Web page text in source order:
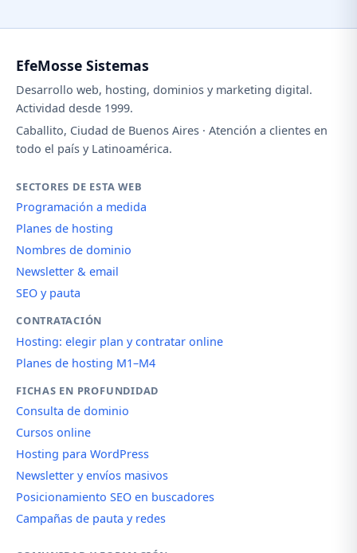
EfeMosse Sistemas
Desarrollo web, hosting, dominios y marketing digital.
Actividad desde 1999.
Caballito, Ciudad de Buenos Aires · Atención a clientes en
todo el país y Latinoamérica.
SECTORES DE ESTA WEB
Programación a medida
Planes de hosting
Nombres de dominio
Newsletter & email
SEO y pauta
CONTRATACIÓN
Hosting: elegir plan y contratar online
Planes de hosting M1–M4
FICHAS EN PROFUNDIDAD
Consulta de dominio
Cursos online
Hosting para WordPress
Newsletter y envíos masivos
Posicionamiento SEO en buscadores
Campañas de pauta y redes